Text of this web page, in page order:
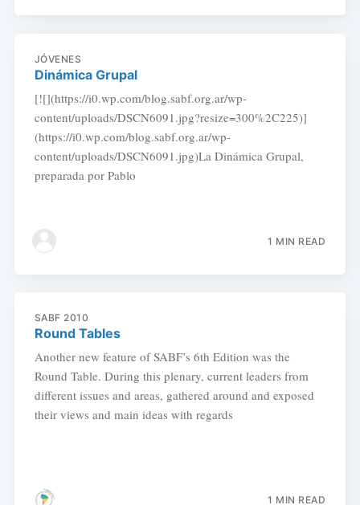
JÓVENES
Dinámica Grupal
[![](https://i0.wp.com/blog.sabf.org.ar/wp-
content/uploads/DSCN6091.jpg?resize=300%2C225)]
(https://i0.wp.com/blog.sabf.org.ar/wp-
content/uploads/DSCN6091.jpg)La Dinámica Grupal,
preparada por Pablo
1 MIN READ
SABF 2010
Round Tables
Another new feature of SABF’s 6th Edition was the
Round Table. During this plenary, current leaders from
different issues and areas, gathered around and exposed
their views and main ideas with regards
1 MIN READ